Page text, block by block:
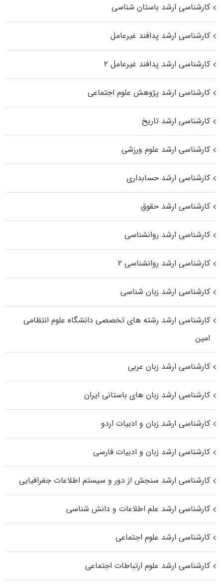
کارشناسی ارشد باستان شناسی
کارشناسی ارشد پدافند غیرعامل
کارشناسی ارشد پدافند غیرعامل ۲
کارشناسی ارشد پژوهش علوم اجتماعی
کارشناسی ارشد تاریخ
کارشناسی ارشد علوم ورزشی
کارشناسی ارشد حسابداری
کارشناسی ارشد حقوق
کارشناسی ارشد روانشناسی
کارشناسی ارشد روانشناسی ۲
کارشناسی ارشد زبان شناسی
کارشناسی ارشد رﺷﺘﻪ ﻫﺎی تخصصی داﻧﺸﮕﺎه ﻋﻠﻮم انتظامی
اﻣﻴﻦ
کارشناسی ارشد زبان عربی
کارشناسی ارشد زبان‌ های باستانی ایران
کارشناسی ارشد زبان و ادبیات اردو
کارشناسی ارشد زبان و ادبیات فارسی
کارشناسی ارشد سنجش از دور و سیستم اطلاعات جغرافیایی
کارشناسی ارشد علم اطلاعات و دانش شناسی
کارشناسی ارشد علوم اجتماعی
کارشناسی ارشد علوم ارتباطات اجتماعی